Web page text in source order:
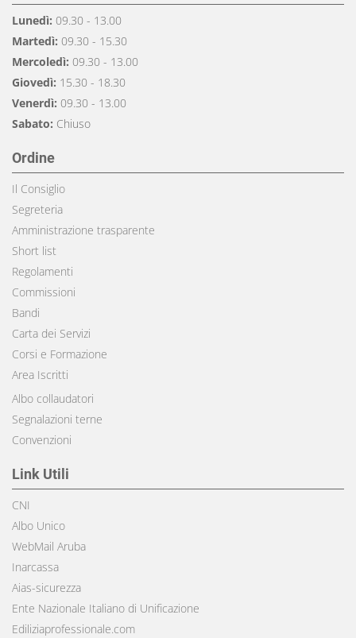
Lunedì: 09.30 - 13.00
Martedì: 09.30 - 15.30
Mercoledì: 09.30 - 13.00
Giovedì: 15.30 - 18.30
Venerdì: 09.30 - 13.00
Sabato: Chiuso
Ordine
Il Consiglio
Segreteria
Amministrazione trasparente
Short list
Regolamenti
Commissioni
Bandi
Carta dei Servizi
Corsi e Formazione
Area Iscritti
Albo collaudatori
Segnalazioni terne
Convenzioni
Link Utili
CNI
Albo Unico
WebMail Aruba
Inarcassa
Aias-sicurezza
Ente Nazionale Italiano di Unificazione
Ediliziaprofessionale.com